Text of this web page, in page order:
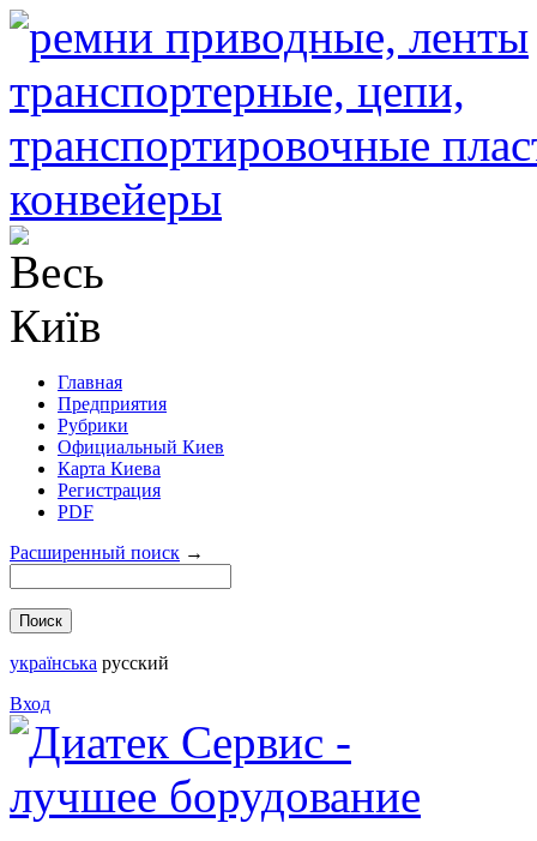
Главная
Предприятия
Рубрики
Официальный Киев
Карта Киева
Регистрация
PDF
Расширенный поиск →
українська русский
Вход